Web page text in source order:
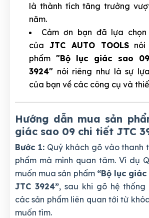
là thành tích tăng trưởng
năm.
Cảm ơn bạn đã lựa
của JTC AUTO TOOLSnói
phẩm "Bộ lục giác sao
3924" nói riêng như là sự
của bạn về các công cụ và
Hướng dẫn mua sản
giác sao 09 chi tiết JTC
Bước 1:Quý khách gõ vào thanh
phẩm mà mình quan tâm. Ví dụ
muốn mua sản phẩm “Bộ lục
JTC 3924”, sau khi gõ hệ
các sản phẩm liên quan tới từ
muốn tìm.